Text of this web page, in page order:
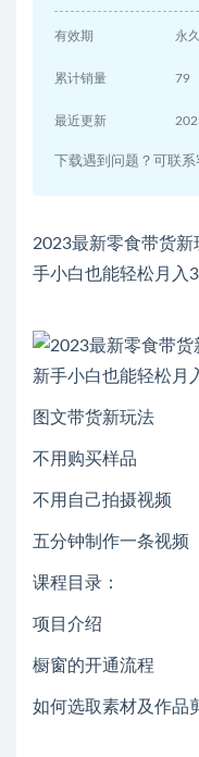
有效期 永
累计销量 79
最近更新
下载遇到问题？可联
2023最新零食带货
手小白也能轻松月入
图文带货新玩法
不用购买样品
不用自己拍摄视频
五分钟制作一条视频
课程目录：
项目介绍
橱窗的开通流程
如何选取素材及作品